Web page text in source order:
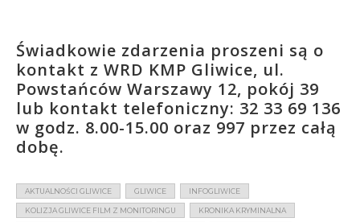
Świadkowie zdarzenia proszeni są o
kontakt z WRD KMP Gliwice, ul.
Powstańców Warszawy 12, pokój 39
lub kontakt telefoniczny: 32 33 69 136
w godz. 8.00-15.00 oraz 997 przez całą
dobę.
AKTUALNOŚCI GLIWICE GLIWICE INFOGLIWICE
KOLIZJA GLIWICE FILM Z MONITORINGU KRONIKA KRYMINALNA